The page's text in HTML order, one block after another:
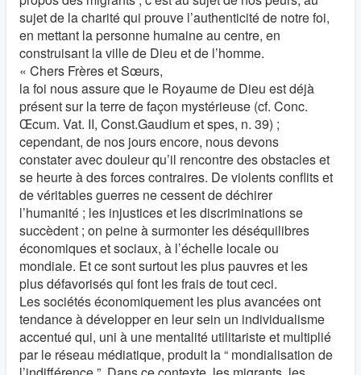
sujet de la charité qui prouve l’authenticité de notre foi,
en mettant la personne humaine au centre, en
construisant la ville de Dieu et de l’homme.
« Chers Frères et Sœurs,
la foi nous assure que le Royaume de Dieu est déjà
présent sur la terre de façon mystérieuse (cf. Conc.
Œcum. Vat. II, Const.Gaudium et spes, n. 39) ;
cependant, de nos jours encore, nous devons
constater avec douleur qu’il rencontre des obstacles et
se heurte à des forces contraires. De violents conflits et
de véritables guerres ne cessent de déchirer
l’humanité ; les injustices et les discriminations se
succèdent ; on peine à surmonter les déséquilibres
économiques et sociaux, à l’échelle locale ou
mondiale. Et ce sont surtout les plus pauvres et les
plus défavorisés qui font les frais de tout ceci.
Les sociétés économiquement les plus avancées ont
tendance à développer en leur sein un individualisme
accentué qui, uni à une mentalité utilitariste et multiplié
par le réseau médiatique, produit la “ mondialisation de